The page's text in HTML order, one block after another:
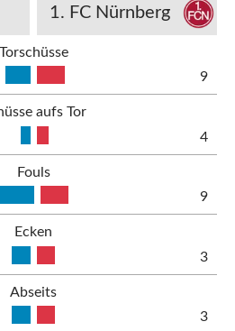
1. FC Nürnberg
Torschüsse
9
aufs Tor
4
Fouls
9
Ecken
3
Abseits
3